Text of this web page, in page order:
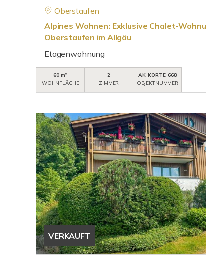
Oberstaufen
Alpines Wohnen: Exklusive Chalet-
Oberstaufen im Allgäu
Etagenwohnung
60 m²
WOHNFLÄCHE
2
ZIMMER
AK_KORTE_668
OBJEKTNUMMER
VERKAUFT